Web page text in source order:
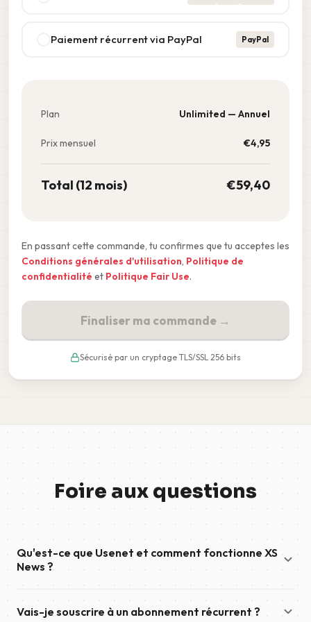
Paiement récurrent via PayPal PayPal
Plan Unlimited — Annuel
Prix mensuel €4,95
Total (12 mois) €59,40
En passant cette commande, tu confirmes que tu acceptes les
Conditions générales d'utilisation, Politique de
confidentialité et Politique Fair Use.
Finaliser ma commande →
Sécurisé par un cryptage TLS/SSL 256 bits
Foire aux questions
Qu'est-ce que Usenet et comment fonctionne XS
News ?
comprend à la fois des groupes de discussion textuels et
Vais-je souscrire à un abonnement récurrent ?